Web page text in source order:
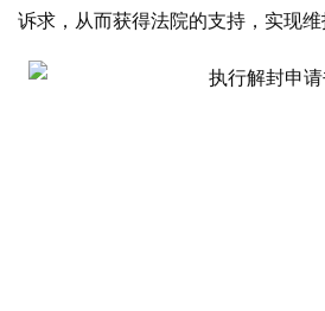
诉求，从而获得法院的支持，实现维